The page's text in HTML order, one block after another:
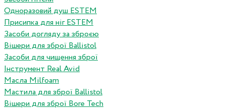
Одноразовий душ ESTEM
Присипка для ніг ESTEM
Засоби догляду за зброєю
Вішери для зброї Ballistol
Засоби для чищення зброї
Інструмент Real Avid
Масла Milfoam
Мастила для зброї Ballistol
Вішери для зброї Bore Tech